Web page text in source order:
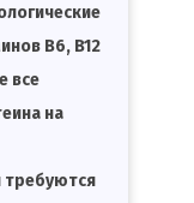
B6, B12
все
на
требуются